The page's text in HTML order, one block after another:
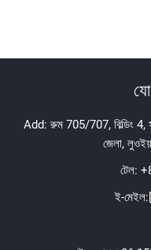
Add: রুম 705/707, বিল্ডিং 4,
জেলা,
টেল:
ই-মেইল: